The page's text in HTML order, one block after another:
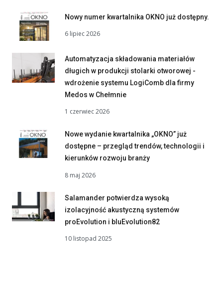
Nowy numer kwartalnika OKNO już dostępny.
6 lipiec 2026
Automatyzacja składowania materiałów
długich w produkcji stolarki otworowej -
wdrożenie systemu LogiComb dla firmy
Medos w Chełmnie
1 czerwiec 2026
Nowe wydanie kwartalnika „OKNO” już
dostępne – przegląd trendów, technologii i
kierunków rozwoju branży
8 maj 2026
Salamander potwierdza wysoką
izolacyjność akustyczną systemów
proEvolution i bluEvolution82
10 listopad 2025